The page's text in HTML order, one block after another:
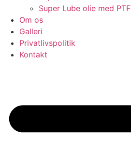
Super Lube olie med
Om os
Galleri
Privatlivspolitik
Kontakt